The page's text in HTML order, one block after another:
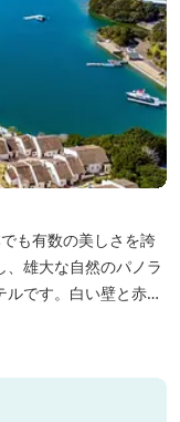
も有数の美しさを誇
雄大な自然のパノラ
です。白い壁と赤瓦
ニッシュスタイルを
せ、まるで異国に足
も絵になるホテルで